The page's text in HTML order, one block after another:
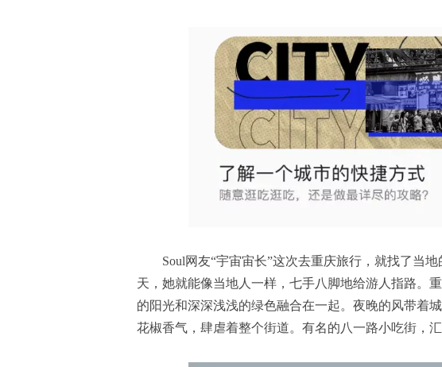
Soul网友“宇宙宙长”这次去重庆旅行，就找了当
天，她就能像当地人一样，七手八脚地给游人指路。
的阳光和深深浅浅的绿色融合在一起。夜晚的风带着
花椒香气，肆虐着整个街道。有名的八一路小吃街，